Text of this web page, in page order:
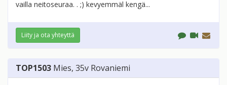
vailla neitoseuraa. . ;) kevyemmäl kengä...
Liity ja ota yhteyttä
TOP1503 Mies, 35v Rovaniemi